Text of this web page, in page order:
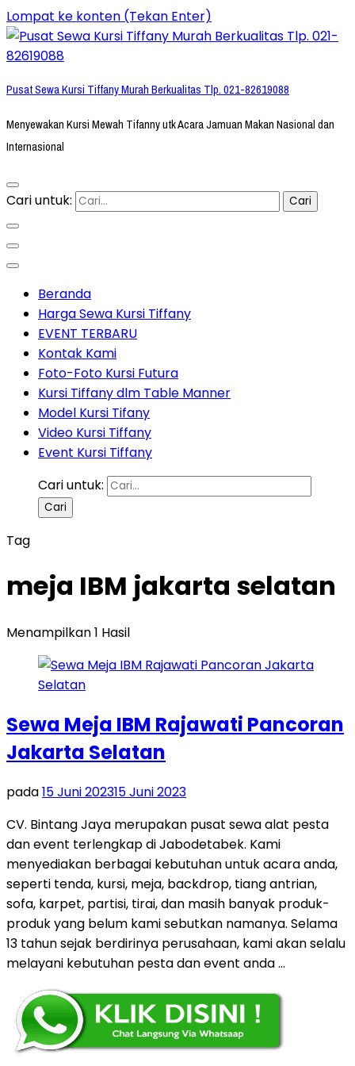
Lompat ke konten (Tekan Enter)
Pusat Sewa Kursi Tiffany Murah Berkualitas Tlp. 021-82619088
Menyewakan Kursi Mewah Tifanny utk Acara Jamuan Makan Nasional dan
Internasional
Cari untuk:
Beranda
Harga Sewa Kursi Tiffany
EVENT TERBARU
Kontak Kami
Foto-Foto Kursi Futura
Kursi Tiffany dlm Table Manner
Model Kursi Tifany
Video Kursi Tiffany
Event Kursi Tiffany
Cari untuk:
Tag
meja IBM jakarta selatan
Menampilkan 1 Hasil
Sewa Meja IBM Rajawati Pancoran
Jakarta Selatan
pada15 Juni 202315 Juni 2023
CV. Bintang Jaya merupakan pusat sewa alat pesta
dan event terlengkap di Jabodetabek. Kami
menyediakan berbagai kebutuhan untuk acara anda,
seperti tenda, kursi, meja, backdrop, tiang antrian,
sofa, karpet, partisi, tirai, dan masih banyak produk-
produk yang belum kami sebutkan namanya. Selama
13 tahun sejak berdirinya perusahaan, kami akan selalu
melayani kebutuhan pesta dan event anda …